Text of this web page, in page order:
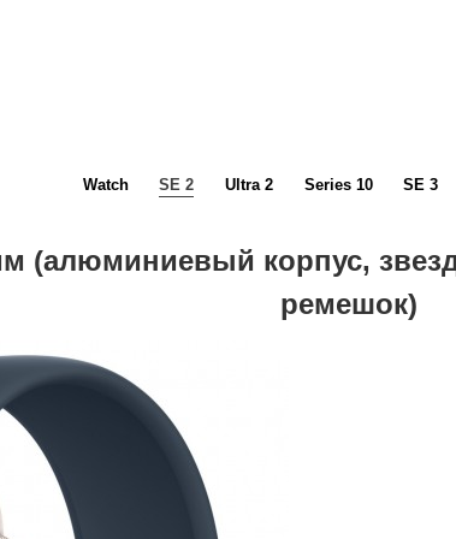
Watch SE 2 Ultra 2 Series 10 SE 3
(алюминиевый корпус,
ремешок)